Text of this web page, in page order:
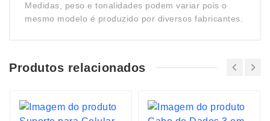
Medidas, peso e tonalidades podem variar pois o
mesmo modelo é produzido por diversos fabricantes.
Produtos relacionados